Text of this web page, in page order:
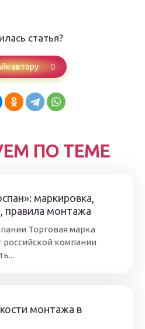
статья?
автору 0
ПО ТЕМЕ
маркировка,
правила монтажа
Торговая марка
компании
монтажа в